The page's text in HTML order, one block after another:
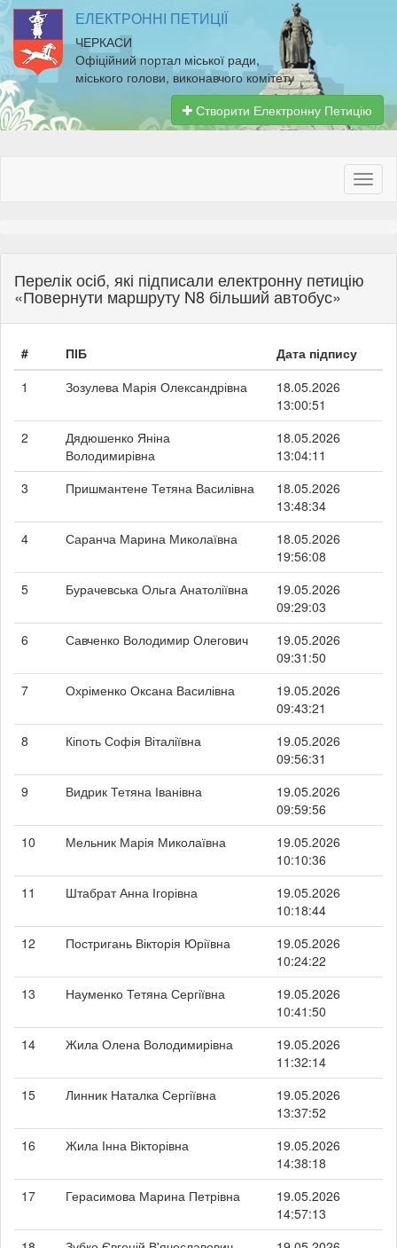
ЕЛЕКТРОННІ ПЕТИЦІЇ
ЧЕРКАСИ
Офіційний портал міської ради,
міського голови, виконавчого комітету
Створити Електронну Петицію
Перелік осіб, які підписали електронну петицію
«Повернути маршруту N8 більший автобус»
# ПІБ
Дата підпису
1
Зозулева Марія Олександрівна
18.05.2026
13:00:51
2
Дядюшенко Яніна
Володимирівна
18.05.2026
13:04:11
3
Пришмантене Тетяна Василівна
18.05.2026
13:48:34
4
Саранча Марина Миколаївна
18.05.2026
19:56:08
5
Бурачевська Ольга Анатоліївна
19.05.2026
09:29:03
6
Савченко Володимир Олегович
19.05.2026
09:31:50
7
Охріменко Оксана Василівна
19.05.2026
09:43:21
8
Кіпоть Софія Віталіївна
19.05.2026
09:56:31
9
Видрик Тетяна Іванівна
19.05.2026
09:59:56
10
Мельник Марія Миколаївна
19.05.2026
10:10:36
11
Штабрат Анна Ігорівна
19.05.2026
10:18:44
12
Постригань Вікторія Юріївна
19.05.2026
10:24:22
13
Науменко Тетяна Сергіївна
19.05.2026
10:41:50
14
Жила Олена Володимирівна
19.05.2026
11:32:14
15
Линник Наталка Сергіївна
19.05.2026
13:37:52
16
Жила Інна Вікторівна
19.05.2026
14:38:18
17
Герасимова Марина Петрівна
19.05.2026
14:57:13